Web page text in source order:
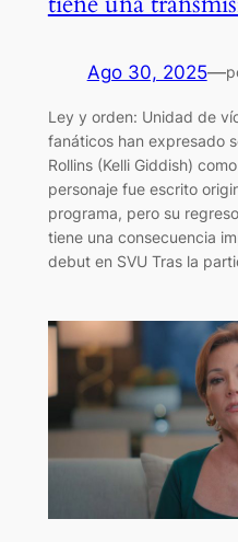
Ago 30, 2025—
Ley y orden: Unidad de
fanáticos han expresado
Rollins (Kelli Giddish)
personaje fue escrito
programa, pero su
tiene una consecuencia
debut en SVU Tras la